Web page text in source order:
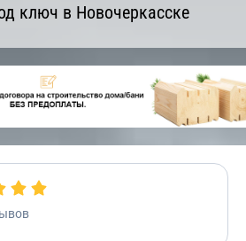
ключ в Новочеркасске